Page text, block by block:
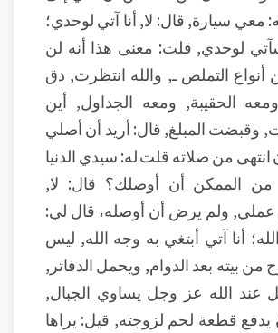
معي سيارة, قال: لا, أنا آتي لوحدي؛
لوحدي, قلت: معنى هذا أنه لن
أنواع التملص ـ, والله انتظرت, دق
الحقيبة, ومعه الجداول, أين
وقبضت المبلغ, قال: أريد أن أصلي
انتهى من صلاته قلت له: سيدي الدنيا
الممكن أن أوصلك؟ قال: لا,
ولم يرض أن أوصله، قال لي:
أنا آتي أبتغي به وجه الله, ليس
من بيته بعد الدوام, ويحمل الدفاتر,
عند الله عز وجل يساوي الجبال,
يدفع قطعة لحم لزوجته, قيل: يراها